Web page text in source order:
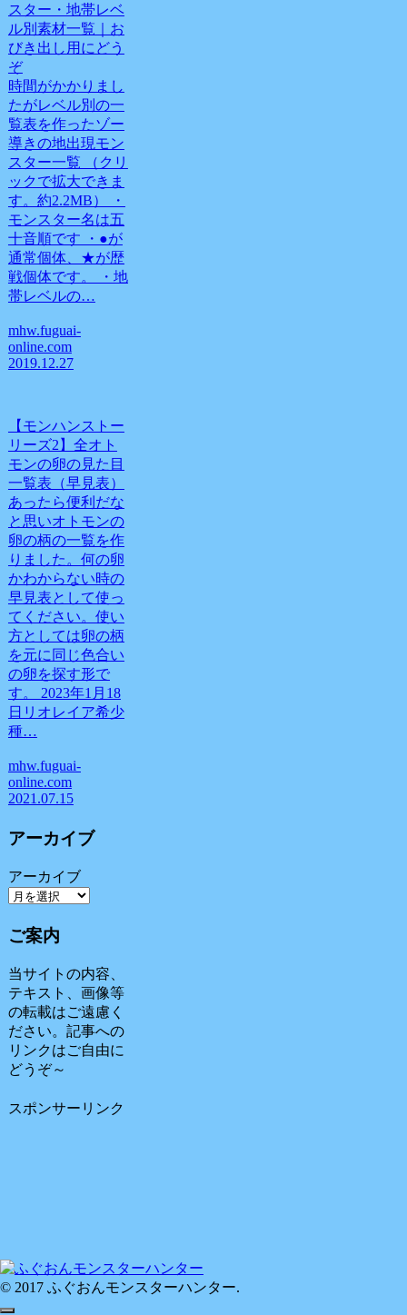
スター・地帯レベ
ル別素材一覧｜お
びき出し用にどう
ぞ
時間がかかりまし
たがレベル別の一
覧表を作ったゾー
導きの地出現モン
スター一覧 （クリ
ックで拡大できま
す。約2.2MB） ・
モンスター名は五
十音順です ・●が
通常個体、★が歴
戦個体です。 ・地
帯レベルの…
mhw.fuguai-
online.com
2019.12.27
【モンハンストー
リーズ2】全オト
モンの卵の見た目
一覧表（早見表）
あったら便利だな
と思いオトモンの
卵の柄の一覧を作
りました。何の卵
かわからない時の
早見表として使っ
てください。使い
方としては卵の柄
を元に同じ色合い
の卵を探す形で
す。 2023年1月18
日リオレイア希少
種…
mhw.fuguai-
online.com
2021.07.15
アーカイブ
アーカイブ
ご案内
当サイトの内容、
テキスト、画像等
の転載はご遠慮く
ださい。記事への
リンクはご自由に
どうぞ～
スポンサーリンク
© 2017 ふぐおんモンスターハンター.